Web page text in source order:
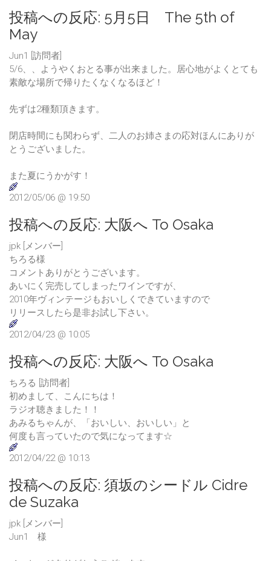
投稿への反応: 5月5日 The 5th of
May
Jun1 [訪問者]
5/6、、ようやくおとる事が出来ました。居心地がよくとても
素敵な場所で帰りたくなくなるほど！
先ずは2種類頂きます。
閉店時間にも関わらず、二人のお姉さまの応対ほんにありが
とうございました。
また夏にうかがす！
2012/05/06 @ 19:50
投稿への反応: 大阪へ To Osaka
jpk [メンバー]
ちろる様
コメントありがとうございます。
あいにく完売してしまったワインですが、
2010年ヴィンテージもおいしくできていますので
リリースしたら是非お試し下さい。
2012/04/23 @ 10:05
投稿への反応: 大阪へ To Osaka
ちろる [訪問者]
初めまして、こんにちは！
ラジオ聴きました！！
あみるちゃんが、「おいしい、おいしい」と
何度も言っていたので気になってます☆
2012/04/22 @ 10:13
投稿への反応: 須坂のシードル Cidre
de Suzaka
jpk [メンバー]
Jun1 様